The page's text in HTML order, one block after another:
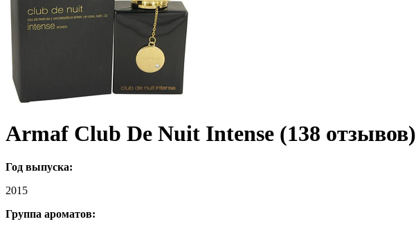
Armaf Club De Nuit Intense (138 отзывов)
Год выпуска:
2015
Группа ароматов: